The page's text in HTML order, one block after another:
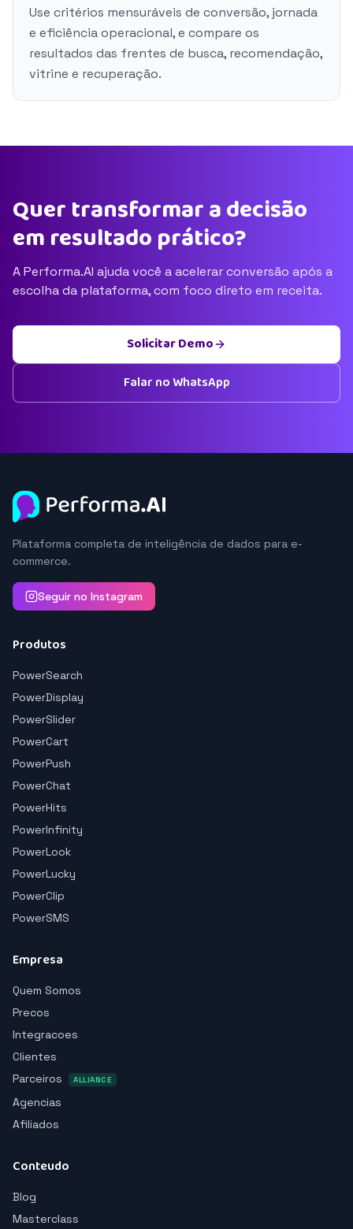
Use critérios mensuráveis de conversão, jornada
e eficiência operacional, e compare os
resultados das frentes de busca, recomendação,
vitrine e recuperação.
Quer transformar a decisão
em resultado prático?
A Performa.AI ajuda você a acelerar conversão após a
escolha da plataforma, com foco direto em receita.
Solicitar Demo
Falar no WhatsApp
Plataforma completa de inteligência de dados para e-
commerce.
Seguir no Instagram
Produtos
PowerSearch
PowerDisplay
PowerSlider
PowerCart
PowerPush
PowerChat
PowerHits
PowerInfinity
PowerLook
PowerLucky
PowerClip
PowerSMS
Empresa
Quem Somos
Precos
Integracoes
Clientes
Parceiros
ALLIANCE
Agencias
Afiliados
Conteudo
Blog
Masterclass